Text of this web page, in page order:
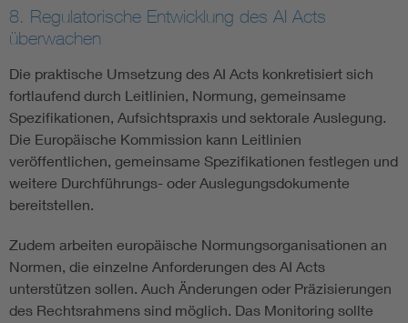
8. Regulatorische Entwicklung des AI Acts
überwachen
Die praktische Umsetzung des AI Acts konkretisiert sich
fortlaufend durch Leitlinien, Normung, gemeinsame
Spezifikationen, Aufsichtspraxis und sektorale Auslegung.
Die Europäische Kommission kann Leitlinien
veröffentlichen, gemeinsame Spezifikationen festlegen und
weitere Durchführungs- oder Auslegungsdokumente
bereitstellen.
Zudem arbeiten europäische Normungsorganisationen an
Normen, die einzelne Anforderungen des AI Acts
unterstützen sollen. Auch Änderungen oder Präzisierungen
des Rechtsrahmens sind möglich. Das Monitoring sollte